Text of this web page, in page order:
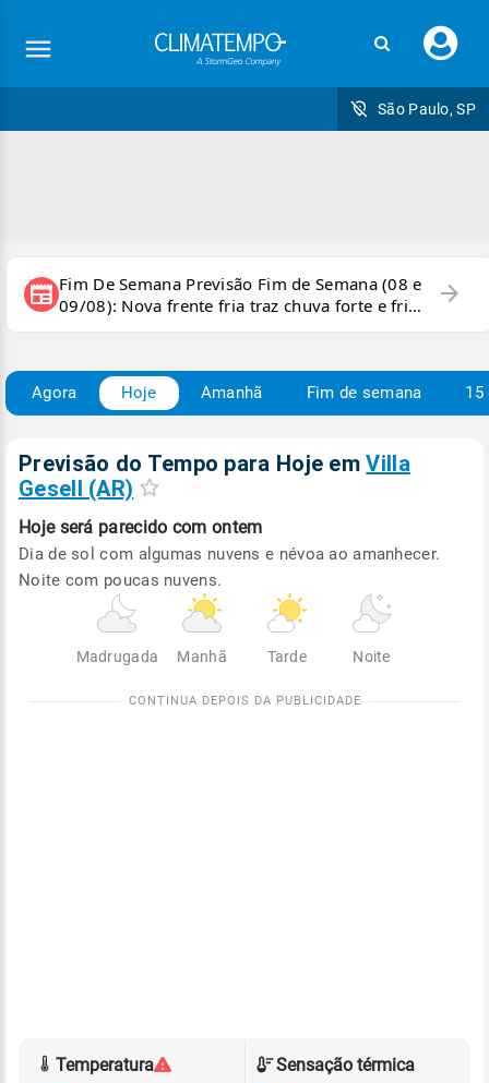
seu
São Paulo, SP
newspaper Fim De Semana Previsão Fim de Semana (08 e
09/08): Nova frente fria traz chuva forte e frio
para áreas do país
arrow_forward
Agora Hoje Amanhã Fim de semana 15
Previsão do Tempo para Hoje emVilla
Gesell (AR)
Hoje será parecido com ontem
Dia de sol com algumas nuvens e névoa ao amanhecer.
Noite com poucas nuvens.
Madrugada Manhã Tarde Noite
Temperatura
Sensação térmica